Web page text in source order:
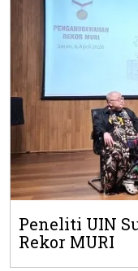
Peneliti UIN
Rekor MURI